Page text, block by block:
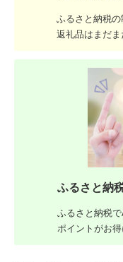
ふるさと納税
返礼品はまだま
ふるさと納
ふるさと納税
ポイントがお